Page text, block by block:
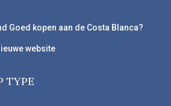
Goed kopen aan de Costa Blanca?
website
TYPE